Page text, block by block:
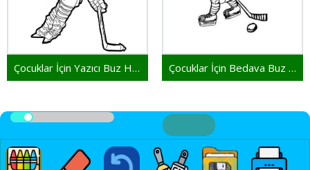
Çocuklar İçin Yazıcı Buz Hokeyi Çocuklar İçin Bedava Buz Hokeyi